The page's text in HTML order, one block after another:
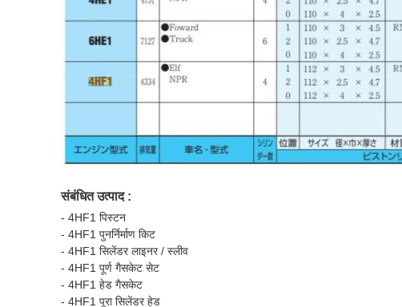
संबंधित उत्पाद :
- 4HF1 पिस्टन
- 4HF1 पुनर्निर्माण किट
- 4HF1 सिलेंडर लाइनर / स्लीव
- 4HF1 पूर्ण गैसकेट सेट
- 4HF1 हेड गैसकेट
- 4HF1 पूरा सिलेंडर हेड